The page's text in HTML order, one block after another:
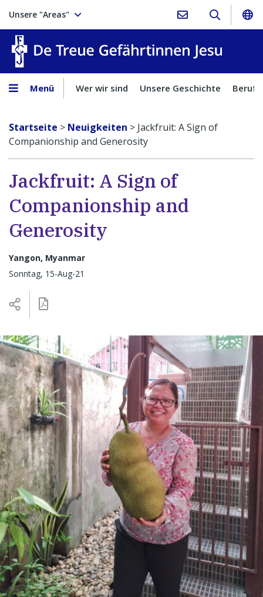
Unsere "Areas"
Menü Wer wir sind Unsere Geschichte
Startseite > Neuigkeiten > Jackfruit: A Sign of
Companionship and Generosity
Jackfruit: A Sign of
Companionship and
Generosity
Yangon, Myanmar
Sonntag, 15-Aug-21